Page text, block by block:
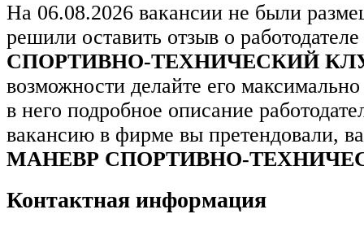
На 06.08.2026 вакансии не были
решили оставить отзыв о работодателе
СПОРТИВНО-ТЕХНИЧЕСКИЙ
возможности делайте его
в него подробное описание
вакансию в фирме вы претендовали,
МАНЕВР СПОРТИВНО-
Контактная информация